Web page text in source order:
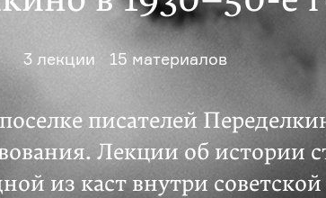
3 лекции 15 материалов
писателей
Лекции об истории
из каст внутри